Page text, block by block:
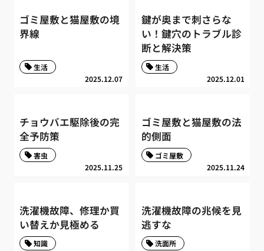
ゴミ屋敷と猫屋敷の境
界線
2025.12.07
生活
鍵が奥まで刺さらな
い！鍵穴のトラブル診
断と解決策
2025.12.01
生活
チョウバエ駆除後の完
全予防策
2025.11.25
害虫
ゴミ屋敷と猫屋敷の法
的側面
2025.11.24
ゴミ屋敷
洗濯機故障、修理か買
い替えか見極める
知識
洗濯機故障の兆候を見
逃すな
洗面所